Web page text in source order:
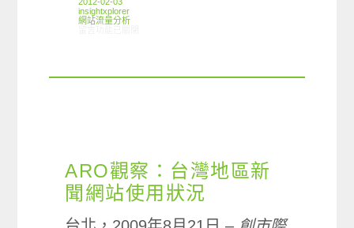
insightxplorer
網站流量分析
ARO觀察：台灣地區新
聞網站使用狀況